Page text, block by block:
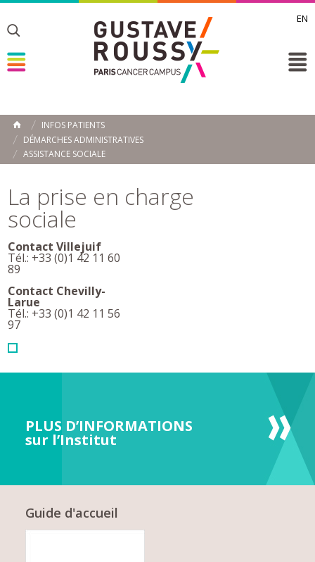
EN
Toggle
Toggle
Toggle
ACCUEIL
INFOS PATIENTS
DÉMARCHES ADMINISTRATIVES
ASSISTANCE SOCIALE
La prise en charge
sociale
Contact Villejuif
Tél.: +33 (0)1 42 11 60
89
Contact Chevilly-
Larue
Tél.: +33 (0)1 42 11 56
97
PLUS D’INFORMATIONS
sur l’Institut
Guide d'accueil